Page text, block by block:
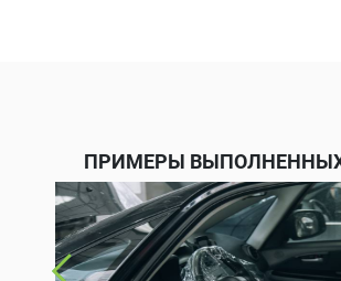
ПРИМЕРЫ